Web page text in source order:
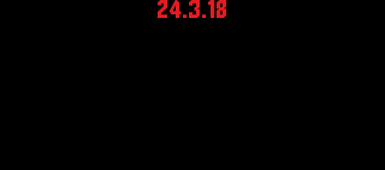
24.3.18